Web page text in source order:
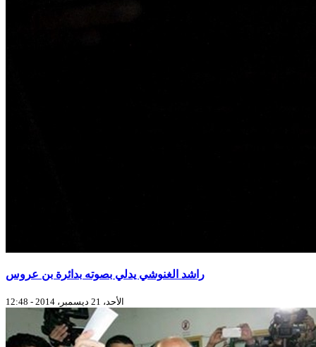
راشد الغنوشي يدلي بصوته بدائرة بن عروس
الأحد، 21 ديسمبر، 2014 - 12:48